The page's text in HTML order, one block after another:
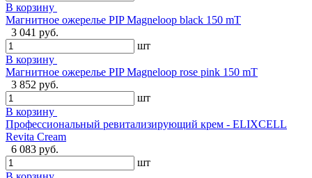
В корзину
Магнитное ожерелье PIP Magneloop black 150 mT
3 041 руб.
шт
В корзину
Магнитное ожерелье PIP Magneloop rose pink 150 mT
3 852 руб.
шт
В корзину
Профессиональный ревитализирующий крем - ELIXCELL
Revita Cream
6 083 руб.
шт